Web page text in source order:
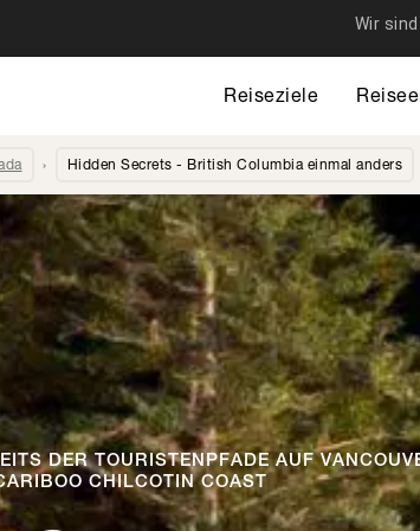
Reiseziele
Hidden Secrets - British Columbia einmal anders
DER TOURISTENPFADE AUF
CHILCOTIN COAST